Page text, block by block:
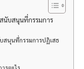
นับสนุนที่กรรมการ
นุนที่กรรมการปฏิเสธ
รอะไร